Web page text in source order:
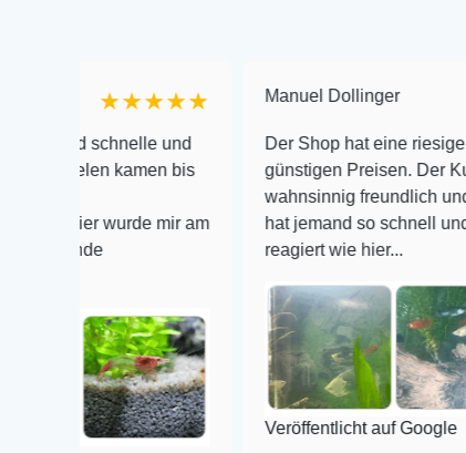
★★★★★
und
kamen bis
wurde mir am
Manuel Dollinger
Der Shop hat eine riesige Auswahl
günstigen Preisen. Der
wahnsinnig freundlich und
hat jemand so schnell und
reagiert wie hier...
Veröffentlicht auf Google